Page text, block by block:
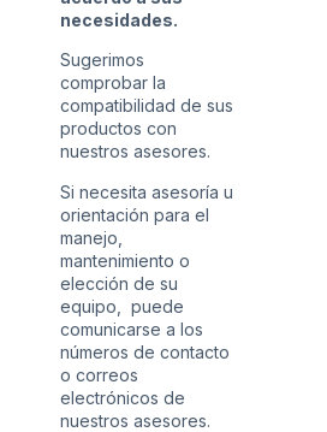
necesidades.
Sugerimos
comprobar la
compatibilidad de sus
productos con
nuestros asesores.
Si necesita asesoría u
orientación para el
manejo,
mantenimiento o
elección de su
equipo, puede
comunicarse a los
números de contacto
o correos
electrónicos de
nuestros asesores.